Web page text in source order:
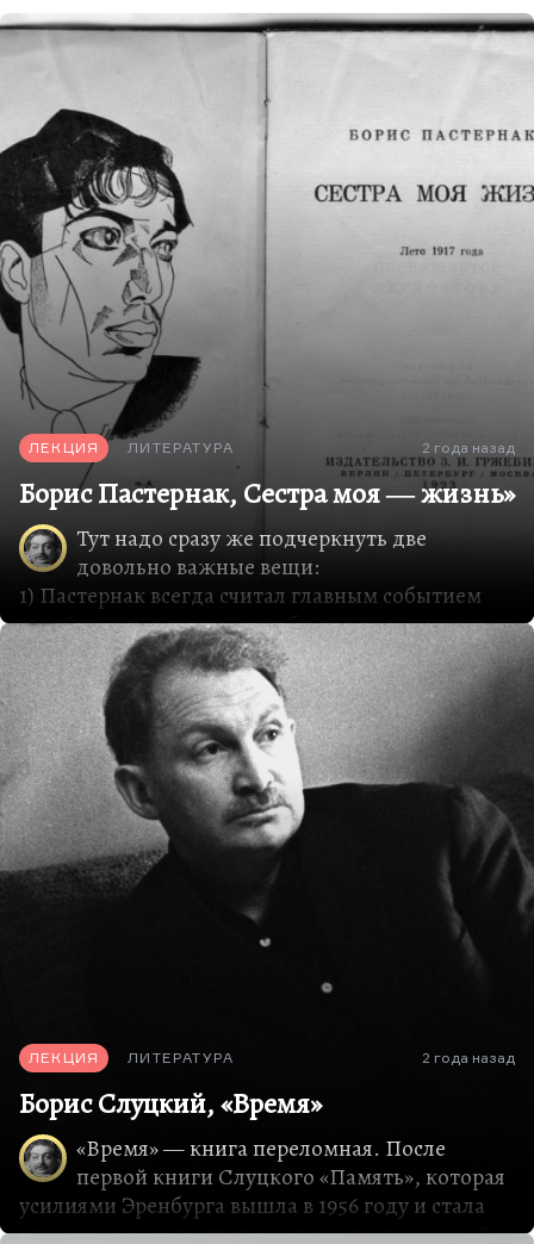
ЛЕКЦИЯ ЛИТЕРАТУРА 2 года назад
Борис Пастернак, Сестра моя ― жизнь»
Тут надо сразу же подчеркнуть две
довольно важные вещи:
1) Пастернак всегда считал главным событием
своей жизни то, что книга была не написана, а
как бы ему дана, пришла через него.
2) Это произведение совершенно нового жанра:
книга стихов.
Об этом много подробно писал, например,
Кушнер. Трудно сказать, чем этот жанр
отличается, скажем, от романа в стихах или
поэмы, от поэтического нарратива вообще. У
этого жанра есть три особенности. Во-первых,
всё-таки это не монолит, а именно собрание
пестрых глав, стилистически очень
разнородных. Во-вторых, у этого текста всегда
такая книга, как правило, прочно привязана к
ЛЕКЦИЯ ЛИТЕРАТУРА 2 года назад
Борис Слуцкий, «Время»
«Время» — книга переломная. После
первой книги Слуцкого «Память», которая
усилиями Эренбурга вышла в 1956 году и стала
одним из знаков оттепели, прошло три года. За